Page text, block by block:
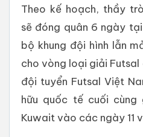
Theo kế hoạch, thầy
sẽ đóng quân 6 ngày
bộ khung đội hình lẫn
cho vòng loại giải
đội tuyển Futsal Việt
hữu quốc tế cuối cùng
Kuwait vào các ngày 11